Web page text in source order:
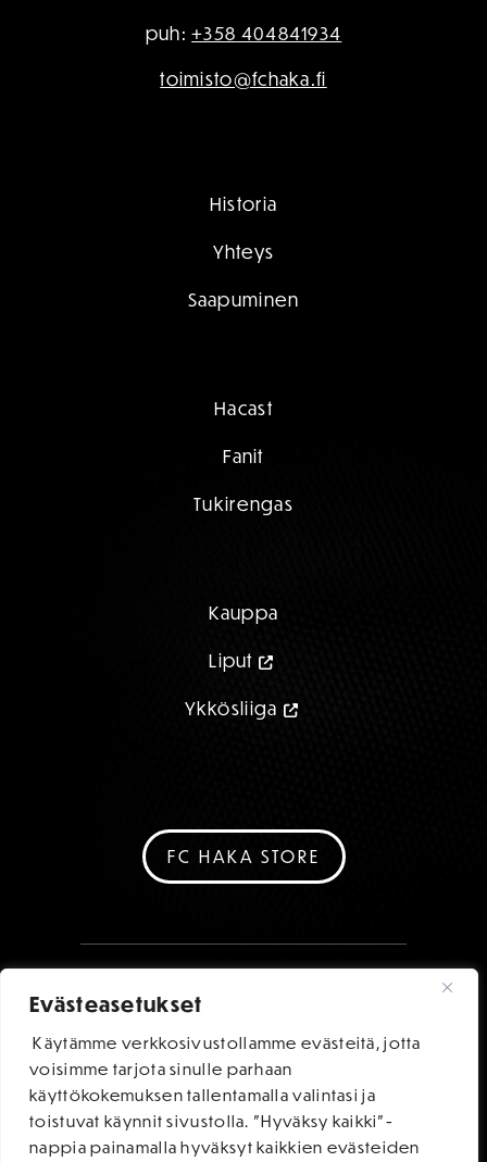
Evästeasetukset
Käytämme verkkosivustollamme evästeitä, jotta
voisimme tarjota sinulle parhaan
käyttökokemuksen tallentamalla valintasi ja
toistuvat käynnit sivustolla. "Hyväksy kaikki"-
nappia painamalla hyväksyt kaikkien evästeiden
puh:+358 404841934
toimisto@fchaka.fi
Historia
Yhteys
Saapuminen
Hacast
Fanit
Tukirengas
Kauppa
Liput
Ykkösliiga
FC HAKA STORE